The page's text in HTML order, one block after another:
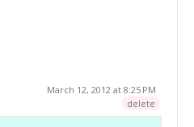
March 12, 2012 at 8:25 PM
delete